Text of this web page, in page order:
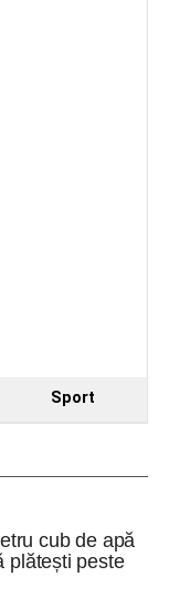
Sport
cub de apă
plătești peste